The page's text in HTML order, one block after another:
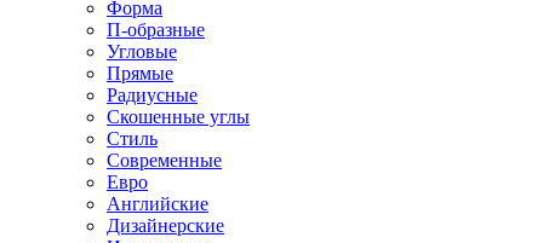
Форма
П-образные
Угловые
Прямые
Радиусные
Скошенные углы
Стиль
Современные
Евро
Английские
Дизайнерские